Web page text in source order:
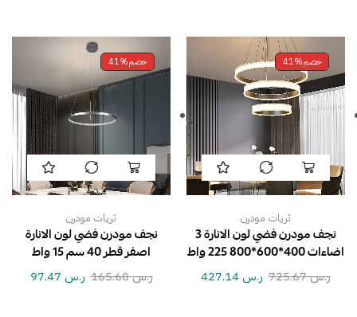
خصم41%
ثريات مودرن
نجف مودرن فضي لون الانارة 3
اضاءات 400*600*800 225 واط
ر.س725.67 ر.س
خصم41%
ثريات مودرن
نجف مودرن فضي لون الانارة
اصفر قطر 40 سم 15 واط
ر.س165.60 ر.س